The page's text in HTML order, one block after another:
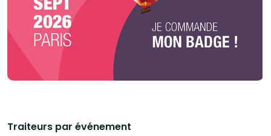
Traiteurs par événement